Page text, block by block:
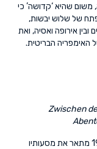
שהיא ‘קדושה’ כי
של שלוש יבשות,
ובין אירופה ואסיה, ואת
האימפריה הבריטית.
Zwischen
, 1927 מתאר את מסעותיו